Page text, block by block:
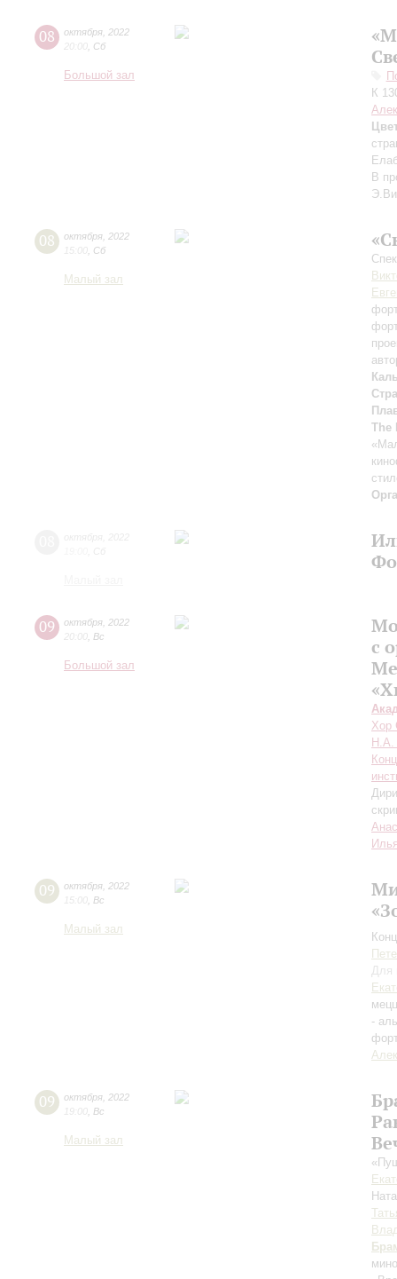
08 октября 2022
20:00 Сб
Большой зал
К
В
08 октября 2022
15:00 Сб
Малый зал
The
09 октября 2022
20:00 Вс
Большой зал
с
Хор
Н.А.
09 октября 2022
15:00 Вс
Малый зал
Для
-
09 октября 2022
19:00 Вс
Малый зал